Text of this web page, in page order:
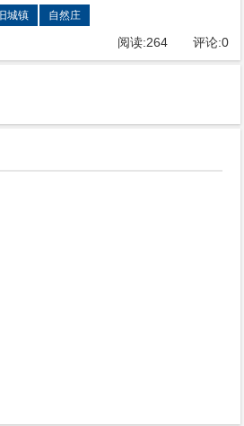
旧城镇 自然庄
阅读:264评论:0